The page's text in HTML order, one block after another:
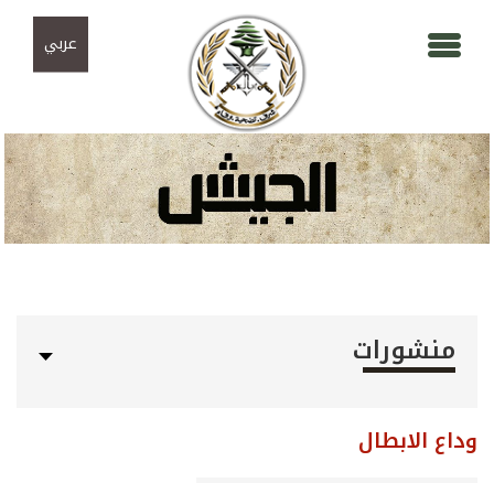
عربي
منشورات
وداع الابطال